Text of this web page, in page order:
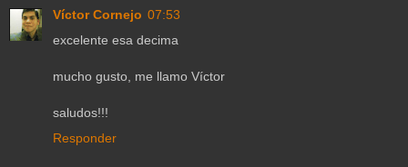
Víctor Cornejo 07:53
excelente esa decima
mucho gusto, me llamo Víctor
saludos!!!
Responder